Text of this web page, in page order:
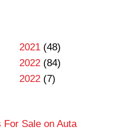
2021(48)
2022(84)
2022(7)
For Sale on Auta